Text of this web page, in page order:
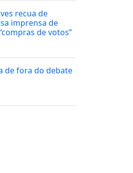
recua de
imprensa de
de votos”
de fora do debate